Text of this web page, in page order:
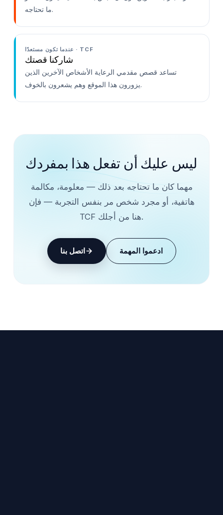
ما تحتاجه.
عندما تكون مستعدًا · TCF
شاركنا قصتك
تساعد قصص مقدمي الرعاية الأشخاص الآخرين الذين
يزورون هذا الموقع وهم يشعرون بالخوف.
ليس عليك أن تفعل هذا بمفردك
مهما كان ما تحتاجه بعد ذلك — معلومة، مكالمة
هاتفية، أو مجرد شخص مر بنفس التجربة — فإن
TCF هنا من أجلك.
اتصل بنا ادعموا المهمة